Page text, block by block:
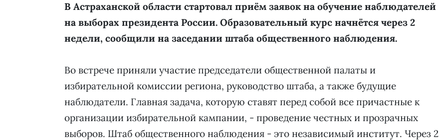
В Астраханской области стартовал приём заявок на обучение наблюдателей
на выборах президента России. Образовательный курс начнётся через 2
недели, сообщили на заседании штаба общественного наблюдения.
Во встрече приняли участие председатели общественной палаты и
избирательной комиссии региона, руководство штаба, а также будущие
наблюдатели. Главная задача, которую ставят перед собой все причастные к
организации избирательной кампании, - проведение честных и прозрачных
выборов. Штаб общественного наблюдения - это независимый институт. Через 2